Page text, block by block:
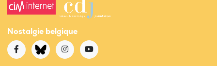
Nostalgie belgique